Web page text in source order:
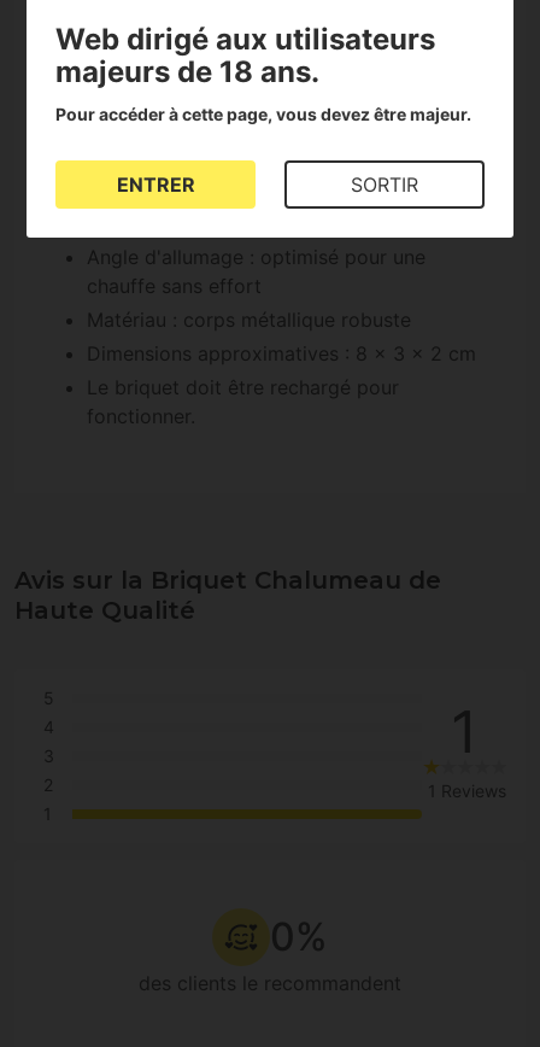
Réservoir : transparent et de grande
capacité
Contrôle de la flamme : réglable avec une
Angle d'allumage : optimisé pour une
chauffe sans effort
Matériau : corps métallique robuste
Dimensions approximatives : 8 x 3 x 2 cm
Le briquet doit être rechargé pour
fonctionner.
Avis sur la Briquet Chalumeau de
Haute Qualité
5
4
3
2
1
1
1 Reviews
0%
des clients le recommandent
Web dirigé aux utilisateurs
majeurs de 18 ans.
Pour accéder à cette page, vous devez être majeur.
ENTRER SORTIR